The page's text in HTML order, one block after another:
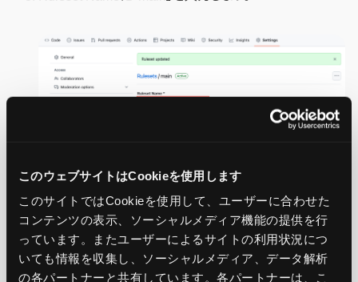
このウェブサイトはCookieを使用します
このサイトではCookieを使用して、ユーザーに合わせた
コンテンツの表示、ソーシャルメディア機能の提供を行
っています。またユーザーによるサイトの利用状況につ
いても情報を収集し、ソーシャルメディア、データ解析
の各パートナーと共有しています。各パートナーは、こ
TargetsセクションTarget branchesで「Include default
branch」を設定します。